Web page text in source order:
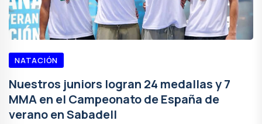
NATACIÓN
Nuestros juniors logran 24 medallas y 7
MMA en el Campeonato de España de
verano en Sabadell